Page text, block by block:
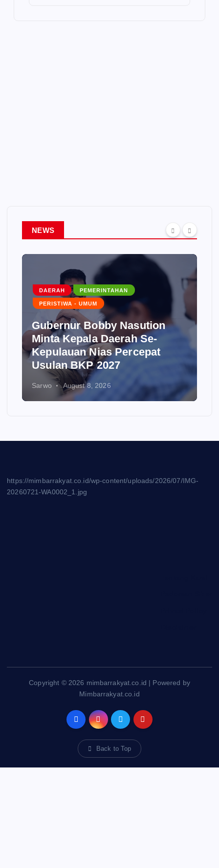
NEWS
DAERAH PEMERINTAHAN
PERISTIWA - UMUM
Gubernur Bobby Nasution
Minta Kepala Daerah Se-
Kepulauan Nias Percepat
Usulan BKP 2027
Sarwo August 8, 2026
https://mimbarrakyat.co.id/wp-content/uploads/2026/07/IMG-
20260721-WA0002_1.jpg
Copyright © 2026 mimbarrakyat.co.id | Powered by
Mimbarrakyat.co.id
Back to Top